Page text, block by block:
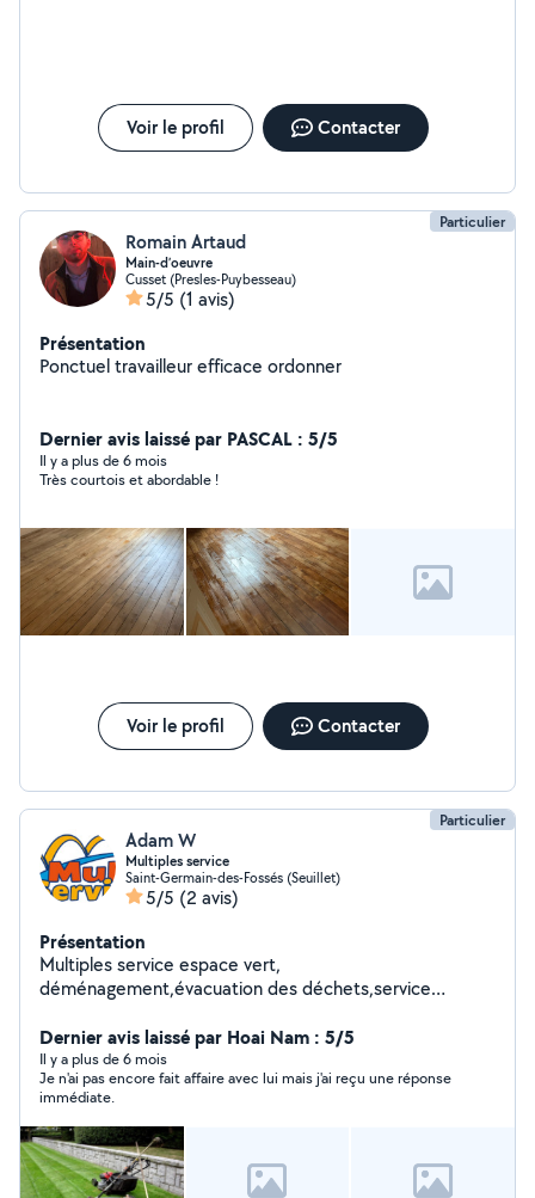
Voir le profil Contacter
Particulier
Romain Artaud
Main-d’oeuvre
Cusset (Presles-Puybesseau)
5/5 (1 avis)
Présentation
Ponctuel travailleur efficace ordonner
Dernier avis laissé par PASCAL : 5/5
Il y a plus de 6 mois
Très courtois et abordable !
Voir le profil Contacter
Particulier
Adam W
Multiples service
Saint-Germain-des-Fossés (Seuillet)
5/5 (2 avis)
Présentation
Multiples service espace vert,
déménagement,évacuation des déchets,service
Dernier avis laissé par Hoai Nam : 5/5
Il y a plus de 6 mois
Je n'ai pas encore fait affaire avec lui mais j'ai reçu une réponse
immédiate.